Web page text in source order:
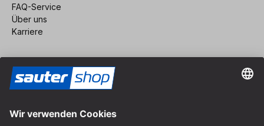
FAQ-Service
Über uns
Karriere